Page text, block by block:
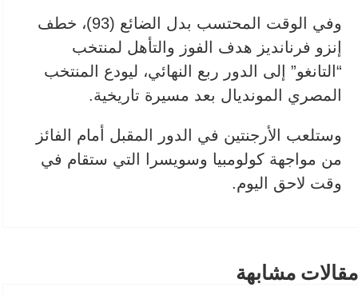
وفي الوقت المحتسب بدل الضائع (93)، خطف
إنزو فرنانديز هدف الفوز والتأهل لمنتخب
“التانغو” إلى الدور ربع النهائي، ليودع المنتخب
المصري المونديال بعد مسيرة تاريخية.
وستلعب الأرجنتين في الدور المقبل أمام الفائز
من مواجهة كولومبيا وسويسرا التي ستقام في
وقت لاحق اليوم.
مقالات مشابهة